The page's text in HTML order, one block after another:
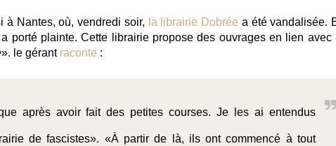
à Nantes, où, vendredi soir, la librairie Dobrée a été vandalisée.
porté plainte. Cette librairie propose des ouvrages en lien avec
». le gérant raconte :
après avoir fait des petites courses. Je les ai entendus
de fascistes». «À partir de là, ils ont commencé à tout